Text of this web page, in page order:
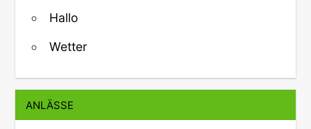
Hallo
Wetter
ANLÄSSE